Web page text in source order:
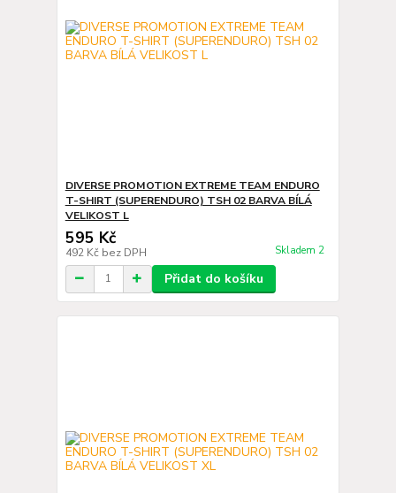
DIVERSE PROMOTION EXTREME TEAM ENDURO
T-SHIRT (SUPERENDURO) TSH 02 BARVA BÍLÁ
VELIKOST L
595 Kč
492 Kč bez DPH Skladem 2
Přidat do košíku